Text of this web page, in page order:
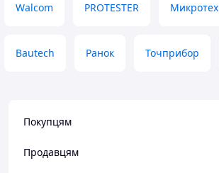
Walcom PROTESTER Микротех
Bautech Ранок Точприбор
Покупцям
Продавцям